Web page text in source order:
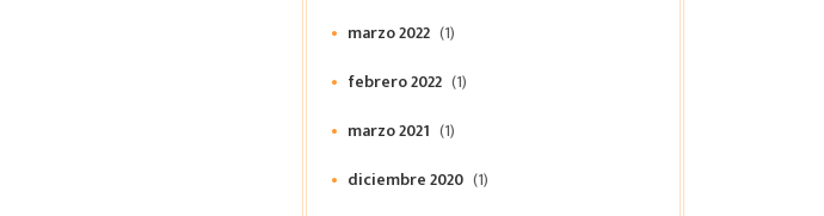
marzo 2022 (1)
febrero 2022 (1)
marzo 2021 (1)
diciembre 2020 (1)